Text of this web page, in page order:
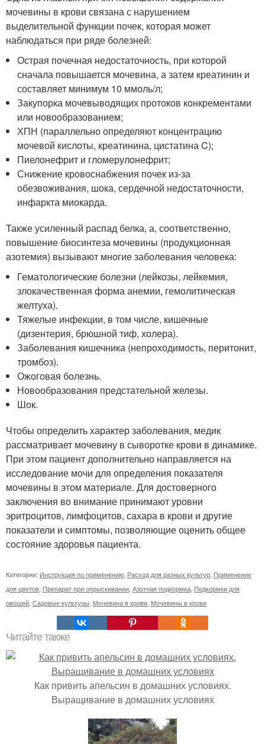
мочевины в крови связана с нарушением
выделительной функции почек, которая может
наблюдаться при ряде болезней:
Острая почечная недостаточность, при которой
сначала повышается мочевина, а затем креатинин и
составляет минимум 10 ммоль/л;
Закупорка мочевыводящих протоков конкрементами
или новообразованием;
ХПН (параллельно определяют концентрацию
мочевой кислоты, креатинина, цистатина C);
Пиелонефрит и гломерулонефрит;
Снижение кровоснабжения почек из-за
обезвоживания, шока, сердечной недостаточности,
инфаркта миокарда.
Также усиленный распад белка, а, соответственно,
повышение биосинтеза мочевины (продукционная
азотемия) вызывают многие заболевания человека:
Гематологические болезни (лейкозы, лейкемия,
злокачественная форма анемии, гемолитическая
желтуха).
Тяжелые инфекции, в том числе, кишечные
(дизентерия, брюшной тиф, холера).
Заболевания кишечника (непроходимость, перитонит,
тромбоз).
Ожоговая болезнь.
Новообразования предстательной железы.
Шок.
Чтобы определить характер заболевания, медик
рассматривает мочевину в сыворотке крови в динамике.
При этом пациент дополнительно направляется на
исследование мочи для определения показателя
мочевины в этом материале. Для достоверного
заключения во внимание принимают уровни
эритроцитов, лимфоцитов, сахара в крови и другие
показатели и симптомы, позволяющие оценить общее
состояние здоровья пациента.
Категории: Инструкция по применению Расход для разных культур Применение
для цветов Препарат при опрыскивании Азотная подкормка Подкормки для
овощей Садовые культуры Мочевина в крови Мочевины в крови
Читайте также
Как привить апельсин в домашних условиях.
Выращивание в домашних условиях